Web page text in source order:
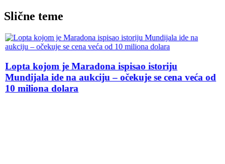
Slične teme
Lopta kojom je Maradona ispisao istoriju
Mundijala ide na aukciju – očekuje se cena veća od
10 miliona dolara